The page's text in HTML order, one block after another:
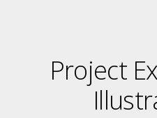
Project